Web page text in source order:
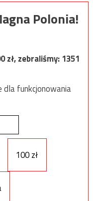
Polonia!
zł, zebraliśmy:1351
funkcjonowania
100 zł